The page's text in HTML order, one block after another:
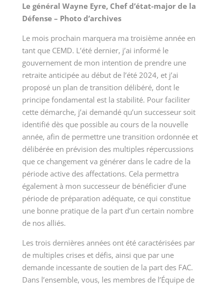
Le général Wayne Eyre, Chef d’état-major de la
Défense – Photo d’archives
Le mois prochain marquera ma troisième année en
tant que CEMD. L’été dernier, j’ai informé le
gouvernement de mon intention de prendre une
retraite anticipée au début de l’été 2024, et j’ai
proposé un plan de transition délibéré, dont le
principe fondamental est la stabilité. Pour faciliter
cette démarche, j’ai demandé qu’un successeur soit
identifié dès que possible au cours de la nouvelle
année, afin de permettre une transition ordonnée et
délibérée en prévision des multiples répercussions
que ce changement va générer dans le cadre de la
période active des affectations. Cela permettra
également à mon successeur de bénéficier d’une
période de préparation adéquate, ce qui constitue
une bonne pratique de la part d’un certain nombre
de nos alliés.
Les trois dernières années ont été caractérisées par
de multiples crises et défis, ainsi que par une
demande incessante de soutien de la part des FAC.
Dans l’ensemble, vous, les membres de l’Équipe de